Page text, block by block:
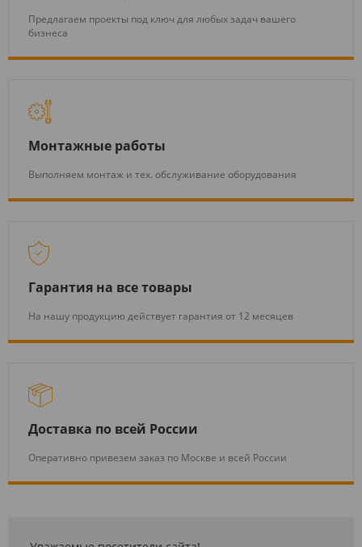
Предлагаем проекты под ключ для любых задач вашего
бизнеса
Монтажные работы
Выполняем монтаж и тех. обслуживание оборудования
Гарантия на все товары
На нашу продукцию действует гарантия от 12 месяцев
Доставка по всей России
Оперативно привезем заказ по Москве и всей России